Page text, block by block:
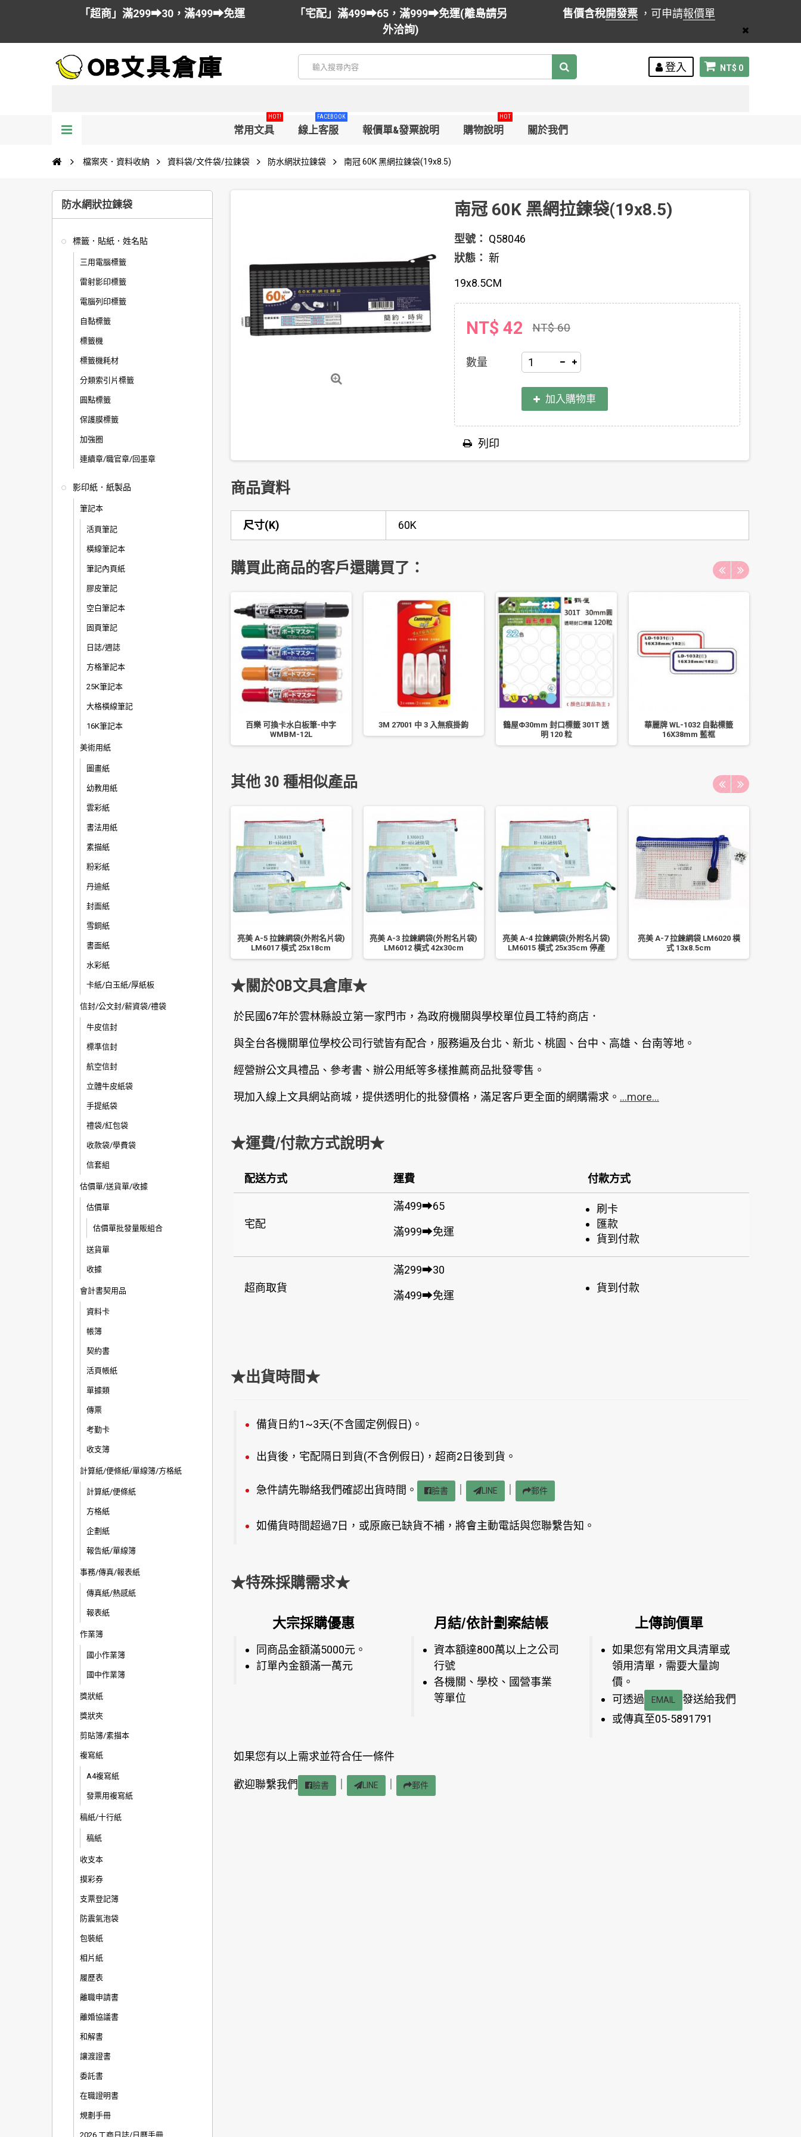
「超商」滿299➡30，滿499➡免運
「宅配」滿499➡65，滿999➡免運(離島請另
外洽詢)
售價含稅開發票 ，可申請報價單
NT$ 0
登入
常用文具
HOT!
線上客服
FACEBOOK
報價單&發票說明 購物說明
HOT
關於我們
檔案夾．資料收納 資料袋/文件袋/拉鍊袋 防水網狀拉鍊袋 南冠 60K 黑網拉鍊袋(19x8.5)
防水網狀拉鍊袋
標籤．貼紙．姓名貼
三用電腦標籤
雷射影印標籤
電腦列印標籤
自黏標籤
標籤機
標籤機耗材
分類索引片標籤
圓點標籤
保護膜標籤
加強圈
連續章/職官章/回墨章
影印紙．紙製品
筆記本
活頁筆記
橫線筆記本
筆記內頁紙
膠皮筆記
空白筆記本
固頁筆記
日誌/週誌
方格筆記本
25K筆記本
大格橫線筆記
16K筆記本
美術用紙
圖畫紙
幼教用紙
雲彩紙
書法用紙
素描紙
粉彩紙
丹迪紙
封面紙
雪銅紙
書面紙
水彩紙
卡紙/白玉紙/厚紙板
信封/公文封/薪資袋/禮袋
牛皮信封
標準信封
航空信封
立體牛皮紙袋
手提紙袋
禮袋/紅包袋
收款袋/學費袋
信套組
估價單/送貨單/收據
估價單
估價單批發量販組合
送貨單
收據
會計書契用品
資料卡
帳簿
契約書
活頁帳紙
單據類
傳票
考勤卡
收支簿
計算紙/便條紙/單線簿/方格紙
計算紙/便條紙
方格紙
企劃紙
報告紙/單線簿
事務/傳真/報表紙
傳真紙/熱感紙
報表紙
作業簿
國小作業簿
國中作業簿
獎狀紙
獎狀夾
剪貼簿/素描本
複寫紙
A4複寫紙
發票用複寫紙
稿紙/十行紙
稿紙
收支本
摸彩券
支票登記簿
防震氣泡袋
包裝紙
相片紙
履歷表
離職申請書
離婚協議書
和解書
讓渡證書
委託書
在職證明書
規劃手冊
2026 工商日誌/日曆手冊
南冠 60K 黑網拉鍊袋(19x8.5)
型號： Q58046
狀態： 新
19x8.5CM
NT$ 42 NT$ 60
數量
加入購物車
列印
商品資料
尺寸(K) 60K
購買此商品的客戶還購買了：
華麗牌 彩色圓點標籤貼紙
百樂 可換卡水白板筆-中字
WMBM-12L
3M 27001 中 3 入無痕掛鉤
鶴屋Φ30mm 封口標籤 301T 透
明 120 粒
華麗牌 WL-1032 自黏標籤
16X38mm 藍框
其他 30 種相似產品
亮美 A-5 拉鍊網袋(外附名片袋)
LM6017 橫式 25x18cm
亮美 A-3 拉鍊網袋(外附名片袋)
LM6012 橫式 42x30cm
亮美 A-4 拉鍊網袋(外附名片袋)
LM6015 橫式 25x35cm 停產
亮美 A-7 拉鍊網袋 LM6020 橫
式 13x8.5cm
★關於OB文具倉庫★
於民國67年於雲林縣設立第一家門市，為政府機關與學校單位員工特約商店．
與全台各機關單位學校公司行號皆有配合，服務遍及台北、新北、桃園、台中、高雄、台南等地。
經營辦公文具禮品、參考書、辦公用紙等多樣推薦商品批發零售。
現加入線上文具網站商城，提供透明化的批發價格，滿足客戶更全面的網購需求。 ...more...
★運費/付款方式說明★
配送方式 運費 付款方式
宅配
滿499➡65
滿999➡免運
刷卡
匯款
貨到付款
超商取貨
滿299➡30
滿499➡免運
貨到付款
★出貨時間★
備貨日約1~3天(不含國定例假日)。
出貨後，宅配隔日到貨(不含例假日)，超商2日後到貨。
急件請先聯絡我們確認出貨時間。 臉書 LINE 郵件
如備貨時間超過7日，或原廠已缺貨不補，將會主動電話與您聯繫告知。
★特殊採購需求★
大宗採購優惠
同商品金額滿5000元。
訂單內金額滿一萬元
月結/依計劃案結帳
資本額達800萬以上之公司
行號
各機關、學校、國營事業
等單位
上傳詢價單
如果您有常用文具清單或
領用清單，需要大量詢
價。
可透過
EMAIL
發送給我們
或傳真至05-5891791
如果您有以上需求並符合任一條件
歡迎聯繫我們 臉書 LINE 郵件